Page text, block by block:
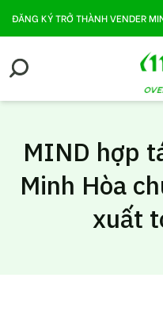
ĐĂNG KÝ TRỞ THÀNH VENDER
MIND hợp
Minh Hòa
xuất